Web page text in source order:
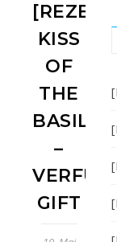
KISS
OF
THE
–
GIFT